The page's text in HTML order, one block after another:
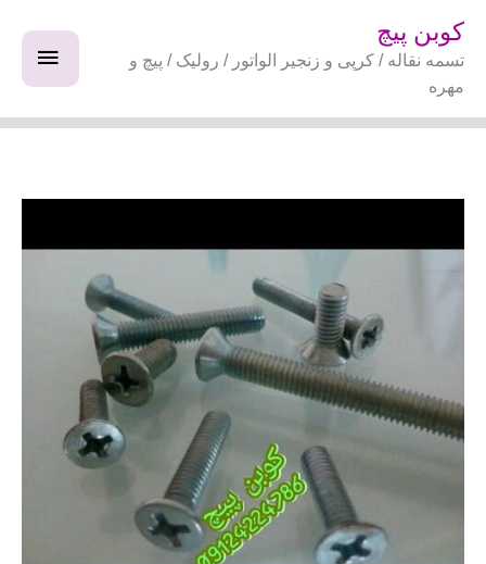
کوبن پیچ
تسمه نقاله / کرپی و زنجیر الواتور / رولیک / پیچ و
مهره